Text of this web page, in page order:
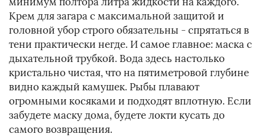
Крем для загара с максимальной защитой и
головной убор строго обязательны - спрятаться в
тени практически негде. И самое главное: маска с
дыхательной трубкой. Вода здесь настолько
кристально чистая, что на пятиметровой глубине
видно каждый камушек. Рыбы плавают
огромными косяками и подходят вплотную. Если
забудете маску дома, будете локти кусать до
самого возвращения.